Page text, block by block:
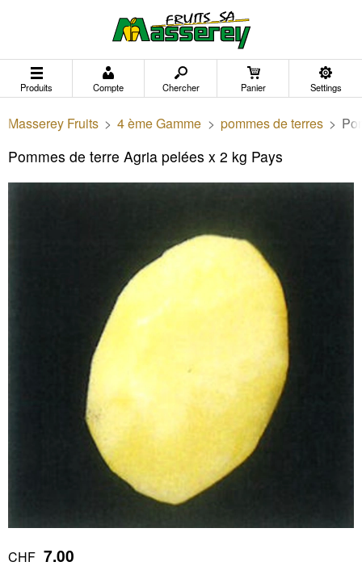
Produits Compte Chercher Panier Settings
Masserey Fruits > 4 ème Gamme > pommes de terres >
Pommes de terre Agria pelées x 2 kg Pays
CHF 7.00